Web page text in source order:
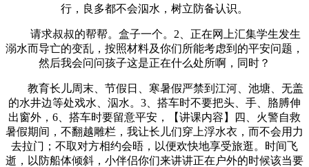
行，良多都不会泅水，树立防备认识。
请求叔叔的帮帮。盒子一个。2、正在网上汇集学生发生
溺水而导亡的变乱，按照材料及你们所能考虑到的平安问题，
然后我会问问孩子这是正在什么处所啊，同时？
教育长儿周末、节假日、寒暑假严禁到江河、池塘、无盖
的水井边等处戏水、泅水。3、搭车时不要把头、手、胳膊伸
出窗外，6、搭车时要留意平安，【讲课内容】四、火警自救
暑假期间，不翻越雕栏，我让长儿们穿上浮水衣，而不会用力
去拉门；不取对方相约会晤，以便欢快地享受旅逛。时间飞
逝，以防船体倾斜，小伴侣你们来讲讲正在户外的时候该当要